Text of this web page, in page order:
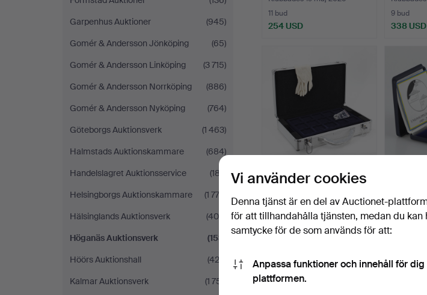
Garpenhus Auktioner
(945)
Gomér & Andersson Jönköping
(65)
Gomér & Andersson Linköping
(3 715)
Gomér & Andersson Norrköping
(886)
Gomér & Andersson Nyköping
(764)
Göteborgs Auktionsverk
(1 463)
Halmstads Auktionskammare
(684)
Handelslagret Auktionsservice
(187)
Helsingborgs Auktionskammare
(1 772)
Hälsinglands Auktionsverk
(400)
Höganäs Auktionsverk
(153)
Höörs Auktionshall
(422)
Kalmar Auktionsverk
(1 751)
11 bud
254 USD
9 bud
338 USD
MYNTVÄSKA, 3 brickor
med 15 fack vardera, …
Klubbades 6 maj 2026
1 bud
32 USD
3 bud
Vi använder cookies
Denna tjänst är en del av Auctionet-
för att tillhandahålla tjänsten, medan du
samtycke för de som används för att:
Anpassa funktioner och innehåll för
plattformen.